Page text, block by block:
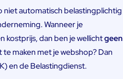
niet automatisch belastingplichtig
Wanneer je
kostprijs, dan ben je wellichtgeen
maken met je webshop? Dan
en de Belastingdienst.